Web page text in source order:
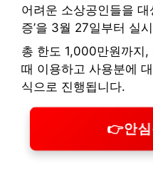
어려운 소상공인들을 대
증’을 3월 27일부터 실
총 한도 1,000만원까지
때 이용하고 사용분에
식으로 진행됩니다.
👉안